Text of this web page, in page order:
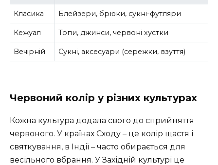
Класика Блейзери, брюки, сукні-футляри
Кежуал Топи, джинси, червоні хустки
Вечірній Сукні, аксесуари (сережки, взуття)
Червоний колір у різних культурах
Кожна культура додала свого до сприйняття
червоного. У країнах Сходу – це колір щастя і
святкування, в Індії – часто обирається для
весільного вбрання. У Західній культурі це